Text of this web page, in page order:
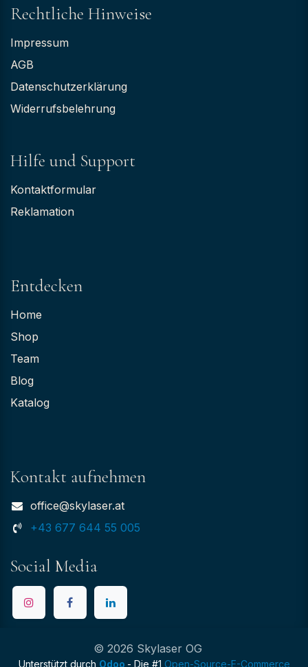
Rechtliche Hinweise
Impressum
AGB
Datenschutzerklärung
Widerrufsbelehrung
Hilfe und Support
Kontaktformular
Reklamation
Entdecken
Home
Shop
Team
Blog
Katalog
Kontakt aufnehmen
office@skylaser.at
+43 677 644 55 005
Social Media
© 2026 Skylaser OG
Unterstützt durch Odoo - Die #1 Open-Source-E-Commerce